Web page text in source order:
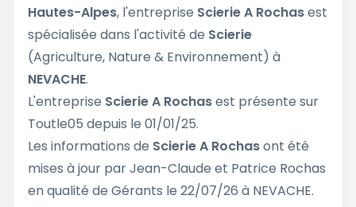
Hautes-Alpes, l'entreprise Scierie A Rochasest
spécialisée dans l'activité de Scierie
(Agriculture, Nature & Environnement) à
NEVACHE.
L'entreprise Scierie A Rochasest présente sur
Toutle05 depuis le 01/01/25.
Les informations de Scierie A Rochasont été
mises à jour par Jean-Claude et Patrice Rochas
en qualité de Gérants le 22/07/26 à NEVACHE.